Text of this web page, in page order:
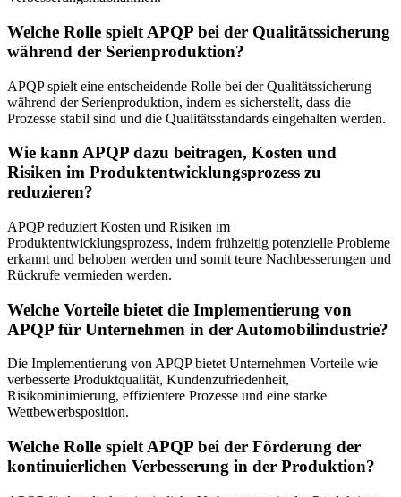
Welche Rolle spielt APQP bei der Qualitätssicherung
während der Serienproduktion?
APQP spielt eine entscheidende Rolle bei der Qualitätssicherung
während der Serienproduktion, indem es sicherstellt, dass die
Prozesse stabil sind und die Qualitätsstandards eingehalten werden.
Wie kann APQP dazu beitragen, Kosten und
Risiken im Produktentwicklungsprozess zu
reduzieren?
APQP reduziert Kosten und Risiken im
Produktentwicklungsprozess, indem frühzeitig potenzielle Probleme
erkannt und behoben werden und somit teure Nachbesserungen und
Rückrufe vermieden werden.
Welche Vorteile bietet die Implementierung von
APQP für Unternehmen in der Automobilindustrie?
Die Implementierung von APQP bietet Unternehmen Vorteile wie
verbesserte Produktqualität, Kundenzufriedenheit,
Risikominimierung, effizientere Prozesse und eine starke
Wettbewerbsposition.
Welche Rolle spielt APQP bei der Förderung der
kontinuierlichen Verbesserung in der Produktion?